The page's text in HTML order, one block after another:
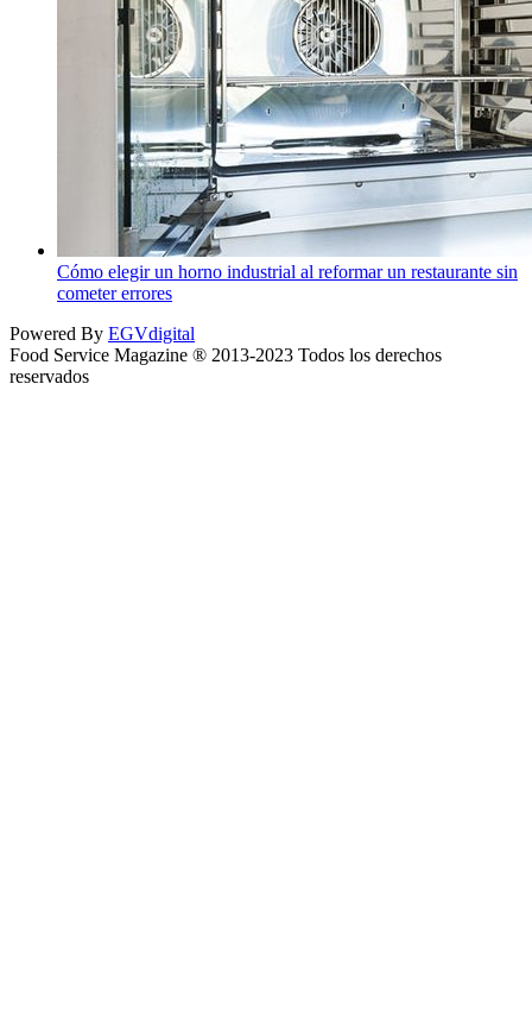
Cómo elegir un horno industrial al reformar un restaurante sin
cometer errores
Powered By EGVdigital
Food Service Magazine ® 2013-2023 Todos los derechos
reservados